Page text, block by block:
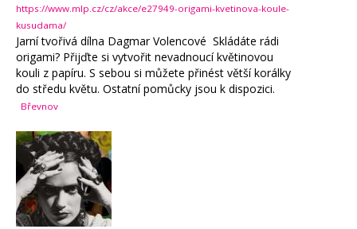
https://www.mlp.cz/cz/akce/e27949-origami-kvetinova-koule-
kusudama/
Jarní tvořivá dílna Dagmar Volencové Skládáte rádi
origami? Přijďte si vytvořit nevadnoucí květinovou
kouli z papíru. S sebou si můžete přinést větší korálky
do středu květu. Ostatní pomůcky jsou k dispozici.
Břevnov